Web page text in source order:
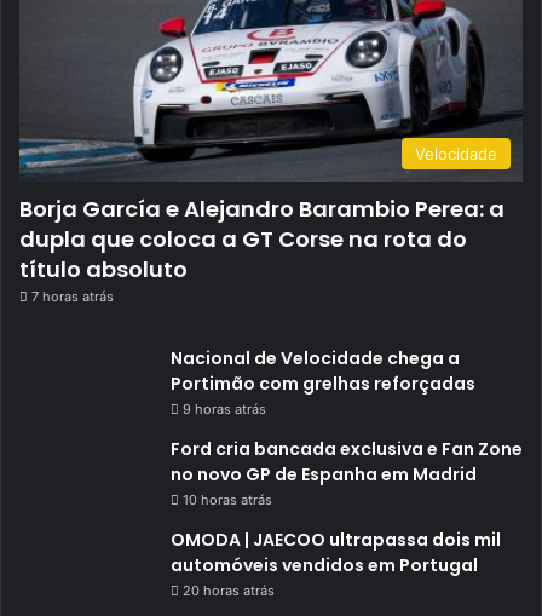
Velocidade
Borja García e Alejandro Barambio Perea: a
dupla que coloca a GT Corse na rota do
título absoluto
7 horas atrás
Nacional de Velocidade chega a
Portimão com grelhas reforçadas
9 horas atrás
Ford cria bancada exclusiva e Fan Zone
no novo GP de Espanha em Madrid
10 horas atrás
OMODA | JAECOO ultrapassa dois mil
automóveis vendidos em Portugal
20 horas atrás